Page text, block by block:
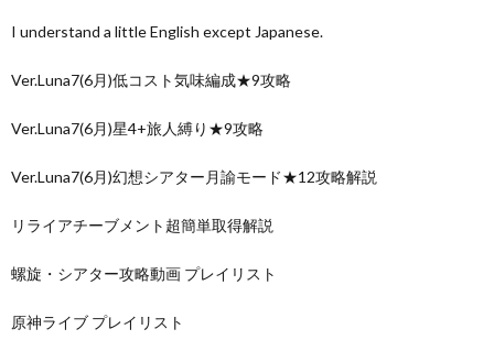
I understand a little English except Japanese.
Ver.Luna7(6月)低コスト気味編成★9攻略
Ver.Luna7(6月)星4+旅人縛り★9攻略
Ver.Luna7(6月)幻想シアター月諭モード★12攻略解説
リライアチーブメント超簡単取得解説
螺旋・シアター攻略動画 プレイリスト
原神ライブ プレイリスト